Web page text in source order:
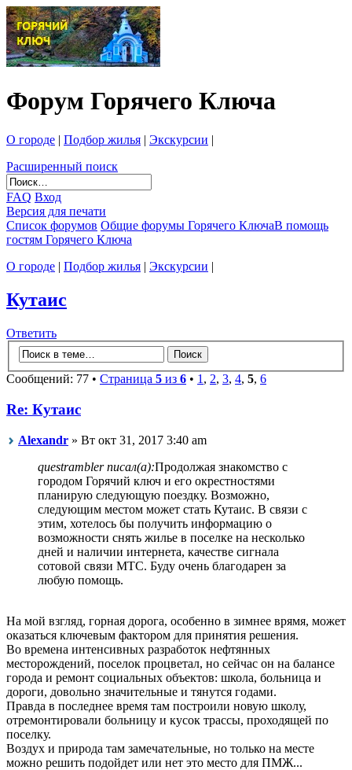
Форум Горячего Ключа
О городе | Подбор жилья | Экскурсии |
Расширенный поиск
FAQ Вход
Версия для печати
Список форумов Общие форумы Горячего КлючаВ помощь
гостям Горячего Ключа
О городе | Подбор жилья | Экскурсии |
Кутаис
Ответить
Сообщений: 77 • Страница 5 из 6 • 1 , 2, 3, 4, 5, 6
Re: Кутаис
Alexandr » Вт окт 31, 2017 3:40 am
questrambler писал(а):Продолжая знакомство с
городом Горячий ключ и его окрестностями
планирую следующую поездку. Возможно,
следующим местом может стать Кутаис. В связи с
этим, хотелось бы получить информацию о
возможности снять жилье в поселке на несколько
дней и наличии интернета, качестве сигнала
сотовой связи МТС. Буду очень благодарен за
любую помощь.
На мой взгляд, горная дорога, особенно в зимнее врямя, может
оказаться ключевым фактором для принятия решения.
Во времена интенсивных разработок нефтянных
месторождений, поселок процветал, но сейчас он на балансе
города и ремонт социальных объектов: школа, больница и
дороги, довольно значительные и тянутся годами.
Правда в последнее время там построили новую школу,
отремонтировали больницу и кусок трассы, проходящей по
поселку.
Воздух и природа там замечательные, но только на месте
можно решить подойдет или нет это место для ПМЖ...